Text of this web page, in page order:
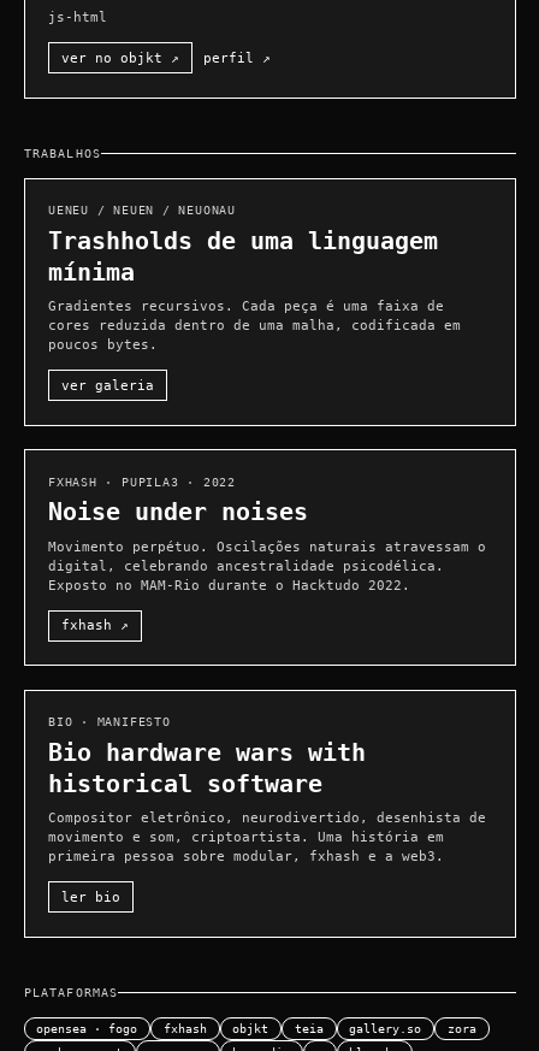
js-html
ver no objkt ↗ perfil ↗
TRABALHOS
UENEU / NEUEN / NEUONAU
Trashholds de uma linguagem
mínima
Gradientes recursivos. Cada peça é uma faixa de
cores reduzida dentro de uma malha, codificada em
poucos bytes.
ver galeria
FXHASH · PUPILA3 · 2022
Noise under noises
Movimento perpétuo. Oscilações naturais atravessam o
digital, celebrando ancestralidade psicodélica.
Exposto no MAM-Rio durante o Hacktudo 2022.
fxhash ↗
BIO · MANIFESTO
Bio hardware wars with
historical software
Compositor eletrônico, neurodivertido, desenhista de
movimento e som, criptoartista. Uma história em
primeira pessoa sobre modular, fxhash e a web3.
ler bio
PLATAFORMAS
opensea · fogo fxhash objkt teia gallery.so
zora